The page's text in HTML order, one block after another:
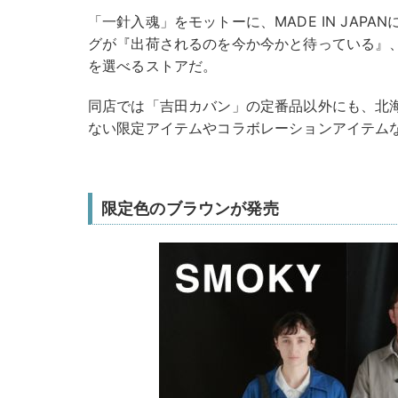
「一針入魂」をモットーに、MADE IN
グが『出荷されるのを今か今かと待っている
を選べるストアだ。
同店では「吉田カバン」の定番品以外にも、
ない限定アイテムやコラボレーションアイテム
限定色のブラウンが発売